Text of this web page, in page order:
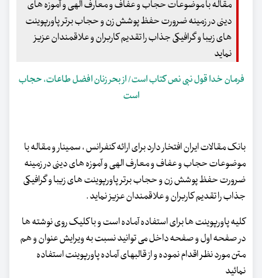
مقاله با موضوعات حجاب و عفاف و معارف الهی و آموزه های
دینی در زمینه ضرورت حفظ پوشش زن و حجاب برتر پاورپوینت
های زیبا و گرافیکی جذاب را تقدیم کاربران و علاقمندان عزیز
نماید
فرمان خدا قول نبی نص کتاب است/ از بحر زنان افضل طاعات، حجاب
است
بانک مقالات ایران افتخار دارد برای ارائه کنفرانس ، سمینار و مقاله با
موضوعات حجاب و عفاف و معارف الهی و آموزه های دینی در زمینه
ضرورت حفظ پوشش زن و حجاب برتر پاورپوینت های زیبا و گرافیکی
جذاب را تقدیم کاربران و علاقمندان عزیز نماید .
کلیه پاورپوینت ها برای استفاده آماده است و با کلیک روی نوشته ها
در صفحه اول و صفحه داخل می توانید نسبت به ویرایش عنوان و هم
متن مورد نظر اقدام نموده و از قالبهای آماده پاورپوینت استفاده
نمائید